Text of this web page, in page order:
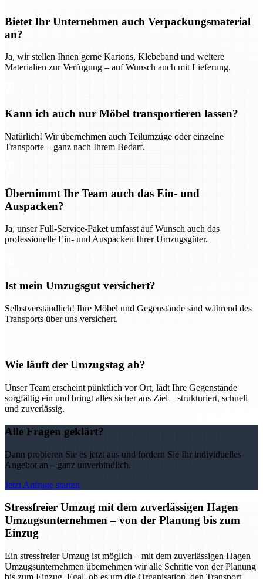
Bietet Ihr Unternehmen auch Verpackungsmaterial
an?
Ja, wir stellen Ihnen gerne Kartons, Klebeband und weitere
Materialien zur Verfügung – auf Wunsch auch mit Lieferung.
Kann ich auch nur Möbel transportieren lassen?
Natürlich! Wir übernehmen auch Teilumzüge oder einzelne
Transporte – ganz nach Ihrem Bedarf.
Übernimmt Ihr Team auch das Ein- und
Auspacken?
Ja, unser Full-Service-Paket umfasst auf Wunsch auch das
professionelle Ein- und Auspacken Ihrer Umzugsgüter.
Ist mein Umzugsgut versichert?
Selbstverständlich! Ihre Möbel und Gegenstände sind während des
Transports über uns versichert.
Wie läuft der Umzugstag ab?
Unser Team erscheint pünktlich vor Ort, lädt Ihre Gegenstände
sorgfältig ein und bringt alles sicher ans Ziel – strukturiert, schnell
und zuverlässig.
Alle Fragen geklärt?
Dann probieren Sie es jetzt aus und fordern Sie Ihr individuelles
Angebot an – ganz unverbindlich.
Jetzt Anfrage starten
Stressfreier Umzug mit dem zuverlässigen Hagen
Umzugsunternehmen – von der Planung bis zum
Einzug
Ein stressfreier Umzug ist möglich – mit dem zuverlässigen Hagen
Umzugsunternehmen übernehmen wir alle Schritte von der Planung
bis zum Einzug. Egal, ob es um die Organisation, den Transport